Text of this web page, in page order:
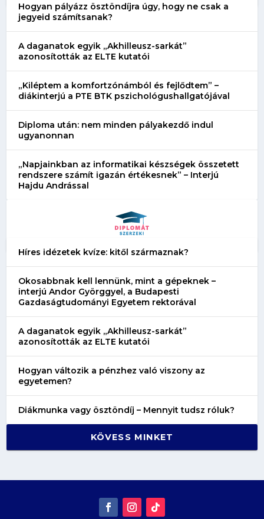
Hogyan pályázz ösztöndíjra úgy, hogy ne csak a
jegyeid számítsanak?
A daganatok egyik „Akhilleusz-sarkát”
azonosították az ELTE kutatói
„Kiléptem a komfortzónámból és fejlődtem” –
diákinterjú a PTE BTK pszichológushallgatójával
Diploma után: nem minden pályakezdő indul
ugyanonnan
„Napjainkban az informatikai készségek összetett
rendszere számít igazán értékesnek” – Interjú
Hajdu Andrással
Híres idézetek kvíze: kitől származnak?
Okosabbnak kell lennünk, mint a gépeknek –
interjú Andor Györggyel, a Budapesti
Gazdaságtudományi Egyetem rektorával
A daganatok egyik „Akhilleusz-sarkát”
azonosították az ELTE kutatói
Hogyan változik a pénzhez való viszony az
egyetemen?
Diákmunka vagy ösztöndíj – Mennyit tudsz róluk?
KÖVESS MINKET